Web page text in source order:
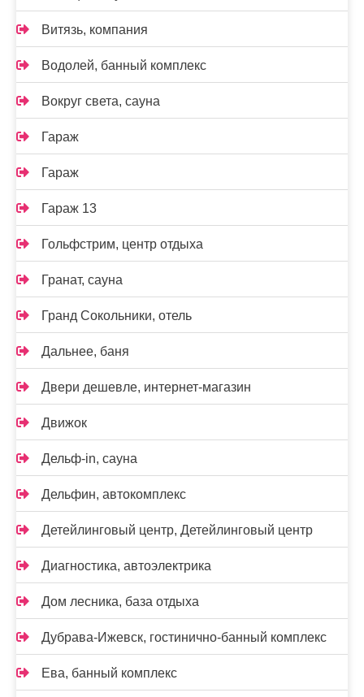
Витязь, компания
Водолей, банный комплекс
Вокруг света, сауна
Гараж
Гараж
Гараж 13
Гольфстрим, центр отдыха
Гранат, сауна
Гранд Сокольники, отель
Дальнее, баня
Двери дешевле, интернет-магазин
Движок
Дельф-in, сауна
Дельфин, автокомплекс
Детейлинговый центр, Детейлинговый центр
Диагностика, автоэлектрика
Дом лесника, база отдыха
Дубрава-Ижевск, гостинично-банный комплекс
Ева, банный комплекс